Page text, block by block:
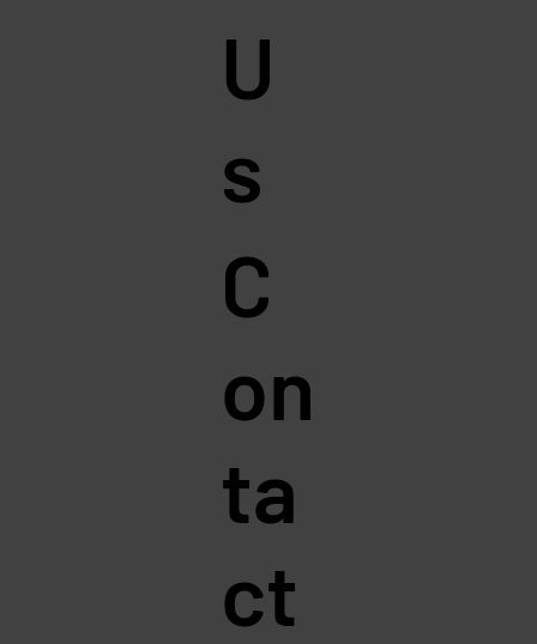
U
s
C
on
ta
ct